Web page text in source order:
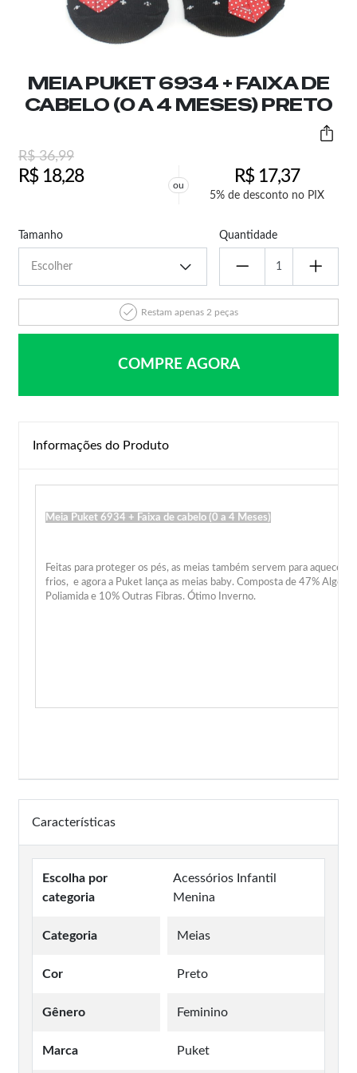
MEIA PUKET 6934 + FAIXA DE
CABELO (0 A 4 MESES) PRETO
R$36,99
R$18,28 ou R$17,37
5% de desconto no PIX
Tamanho Quantidade
Restam apenas 2 peças
COMPRE AGORA
Informações do Produto
Meia Puket 6934 + Faixa de cabelo (0 a 4 Meses)
Feitas para proteger os pés, as meias também servem para aquecer
frios, e agora a Puket lança as meias baby. Composta de 47%
Poliamida e 10% Outras Fibras. Ótimo Inverno.
Características
Escolha por
categoria
Acessórios Infantil
Menina
Categoria Meias
Cor Preto
Gênero Feminino
Marca Puket